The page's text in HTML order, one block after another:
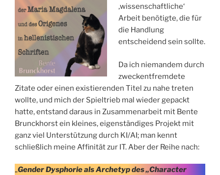
‚wissenschaftliche‘
Arbeit benötigte, die für
die Handlung
entscheidend sein sollte.
Da ich niemandem durch
zweckentfremdete
Zitate oder einen existierenden Titel zu nahe treten
wollte, und mich der Spieltrieb mal wieder gepackt
hatte, entstand daraus in Zusammenarbeit mit Bente
Brunckhorst ein kleines, eigenständiges Projekt mit
ganz viel Unterstützung durch KI/AI; man kennt
schließlich meine Affinität zur IT. Aber der Reihe nach:
„Gender Dysphorie als Archetyp des „Character